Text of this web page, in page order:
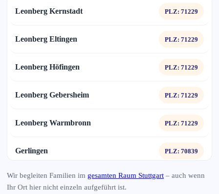
Leonberg Kernstadt PLZ: 71229
Leonberg Eltingen PLZ: 71229
Leonberg Höfingen PLZ: 71229
Leonberg Gebersheim PLZ: 71229
Leonberg Warmbronn PLZ: 71229
Gerlingen PLZ: 70839
Ditzingen PLZ: 71254
Wir begleiten Familien im gesamten Raum Stuttgart – auch wenn
Ihr Ort hier nicht einzeln aufgeführt ist.